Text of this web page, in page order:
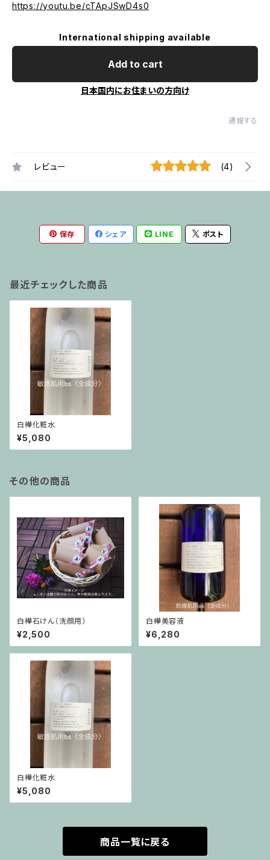
https://youtu.be/cTApJSwD4s0
International shipping available
Add to cart
日本国内にお住まいの方向け
通報する
レビュー (4)
保存 シェア LINE ポスト
最近チェックした商品
白樺化粧水
¥5,080
その他の商品
白樺石けん（洗顔用）
¥2,500
白樺美容液
¥6,280
白樺化粧水
¥5,080
商品一覧に戻る